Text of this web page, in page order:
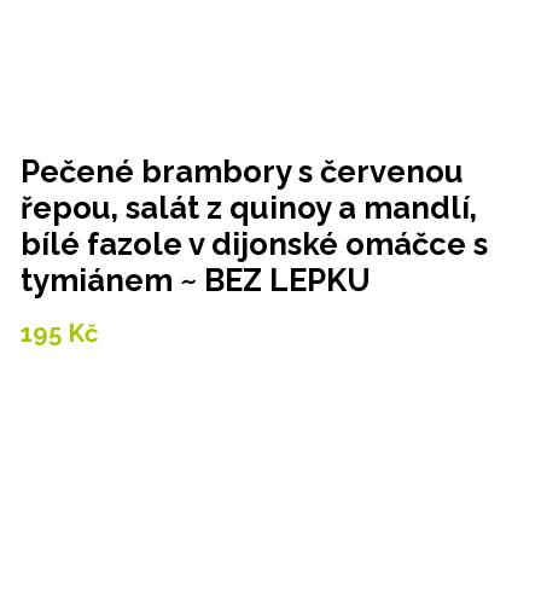
Pečené brambory s červenou
řepou, salát z quinoy a mandlí,
bílé fazole v dijonské omáčce s
tymiánem ~ BEZ LEPKU
195 Kč